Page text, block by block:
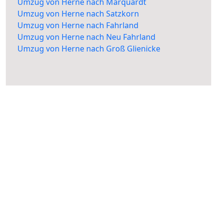
Umzug von Herne nach Satzkorn
Umzug von Herne nach Fahrland
Umzug von Herne nach Neu Fahrland
Umzug von Herne nach Groß Glienicke